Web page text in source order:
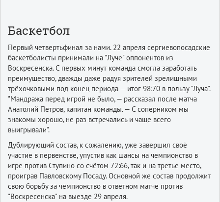
Баскетбол
Первый четвертьфинал за нами. 22 апреля сергиевопосадские
баскетболисты принимали на "Луче" оппонентов из
Воскресенска. С первых минут команда смогла заработать
преимущество, дважды даже радуя зрителей зрелищными
трёхочковыми под конец периода — итог 98:70 в пользу "Луча".
"Мандража перед игрой не было, — рассказал после матча
Анатолий Петров, капитан команды. — С соперником мы
знакомы хорошо, не раз встречались и чаще всего
выигрывали".
Дублирующий состав, к сожалению, уже завершил своё
участие в первенстве, упустив как шансы на чемпионство в
игре против Ступино со счётом 72:66, так и на третье место,
проиграв Павловскому Посаду. Основной же состав продолжит
свою борьбу за чемпионство в ответном матче против
"Воскресенска" на выезде 29 апреля.